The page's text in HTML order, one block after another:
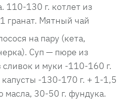
110-130 г. котлет из
гранат. Мятный чай
на пару (кета,
Суп — пюре из
и муки -110-160 г.
-130-170 г. + 1-1,5
масла, 30-50 г. фундука.